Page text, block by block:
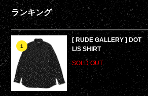
ランキング
1
[ RUDE GALLERY ] DOT
L/S SHIRT
SOLD OUT